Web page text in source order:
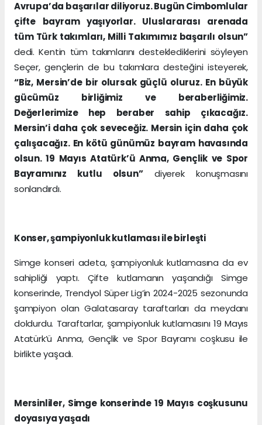
Avrupa’da başarılar diliyoruz. Bugün Cimbomlular
çifte bayram yaşıyorlar. Uluslararası arenada
tüm Türk takımları, Milli Takımımız başarılı olsun”
dedi. Kentin tüm takımlarını desteklediklerini söyleyen
Seçer, gençlerin de bu takımlara desteğini isteyerek,
“Biz, Mersin’de bir olursak güçlü oluruz. En büyük
gücümüz birliğimiz ve beraberliğimiz.
Değerlerimize hep beraber sahip çıkacağız.
Mersin’i daha çok seveceğiz. Mersin için daha çok
çalışacağız. En kötü günümüz bayram havasında
olsun. 19 Mayıs Atatürk’ü Anma, Gençlik ve Spor
Bayramınız kutlu olsun”diyerek konuşmasını
sonlandırdı.
Konser, şampiyonluk kutlaması ile birleşti
Simge konseri adeta, şampiyonluk kutlamasına da ev
sahipliği yaptı. Çifte kutlamanın yaşandığı Simge
konserinde, Trendyol Süper Lig’in 2024-2025 sezonunda
şampiyon olan Galatasaray taraftarları da meydanı
doldurdu. Taraftarlar, şampiyonluk kutlamasını 19 Mayıs
Atatürk’ü Anma, Gençlik ve Spor Bayramı coşkusu ile
birlikte yaşadı.
Mersinliler, Simge konserinde 19 Mayıs coşkusunu
doyasıya yaşadı